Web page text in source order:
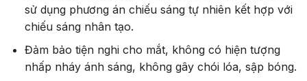
sử dụng phương án chiếu sáng tự nhiên kết hợp với
chiếu sáng nhân tạo.
Đảm bảo tiện nghi cho mắt, không có hiện tượng
nhấp nháy ánh sáng, không gây chói lóa, sập bóng.